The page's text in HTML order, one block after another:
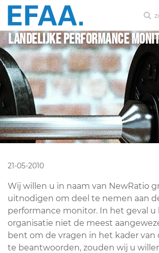
Landelijke performance
21-05-2010
Wij willen u in naam van NewRatio
uitnodigen om deel te nemen aan
performance monitor. In het geval u
organisatie niet de meest
bent om de vragen in het kader van
te beantwoorden, zouden wij u